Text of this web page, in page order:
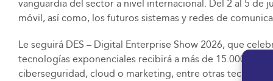
vanguardia del sector a nivel internacional. Del 2 al 5 de
móvil, así como, los futuros sistemas y redes de
Le seguirá DES – Digital Enterprise Show 2026, que
tecnologías exponenciales recibirá a más de 15.000
ciberseguridad, cloud o marketing, entre otras